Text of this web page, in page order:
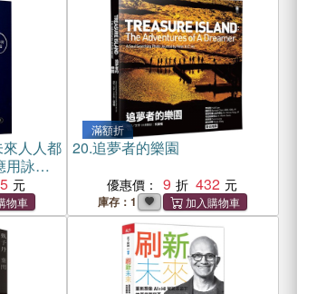
人人都
用詠唱
程式學
滿額折
20.追夢者的樂園
優惠價： 9 432
庫存：1